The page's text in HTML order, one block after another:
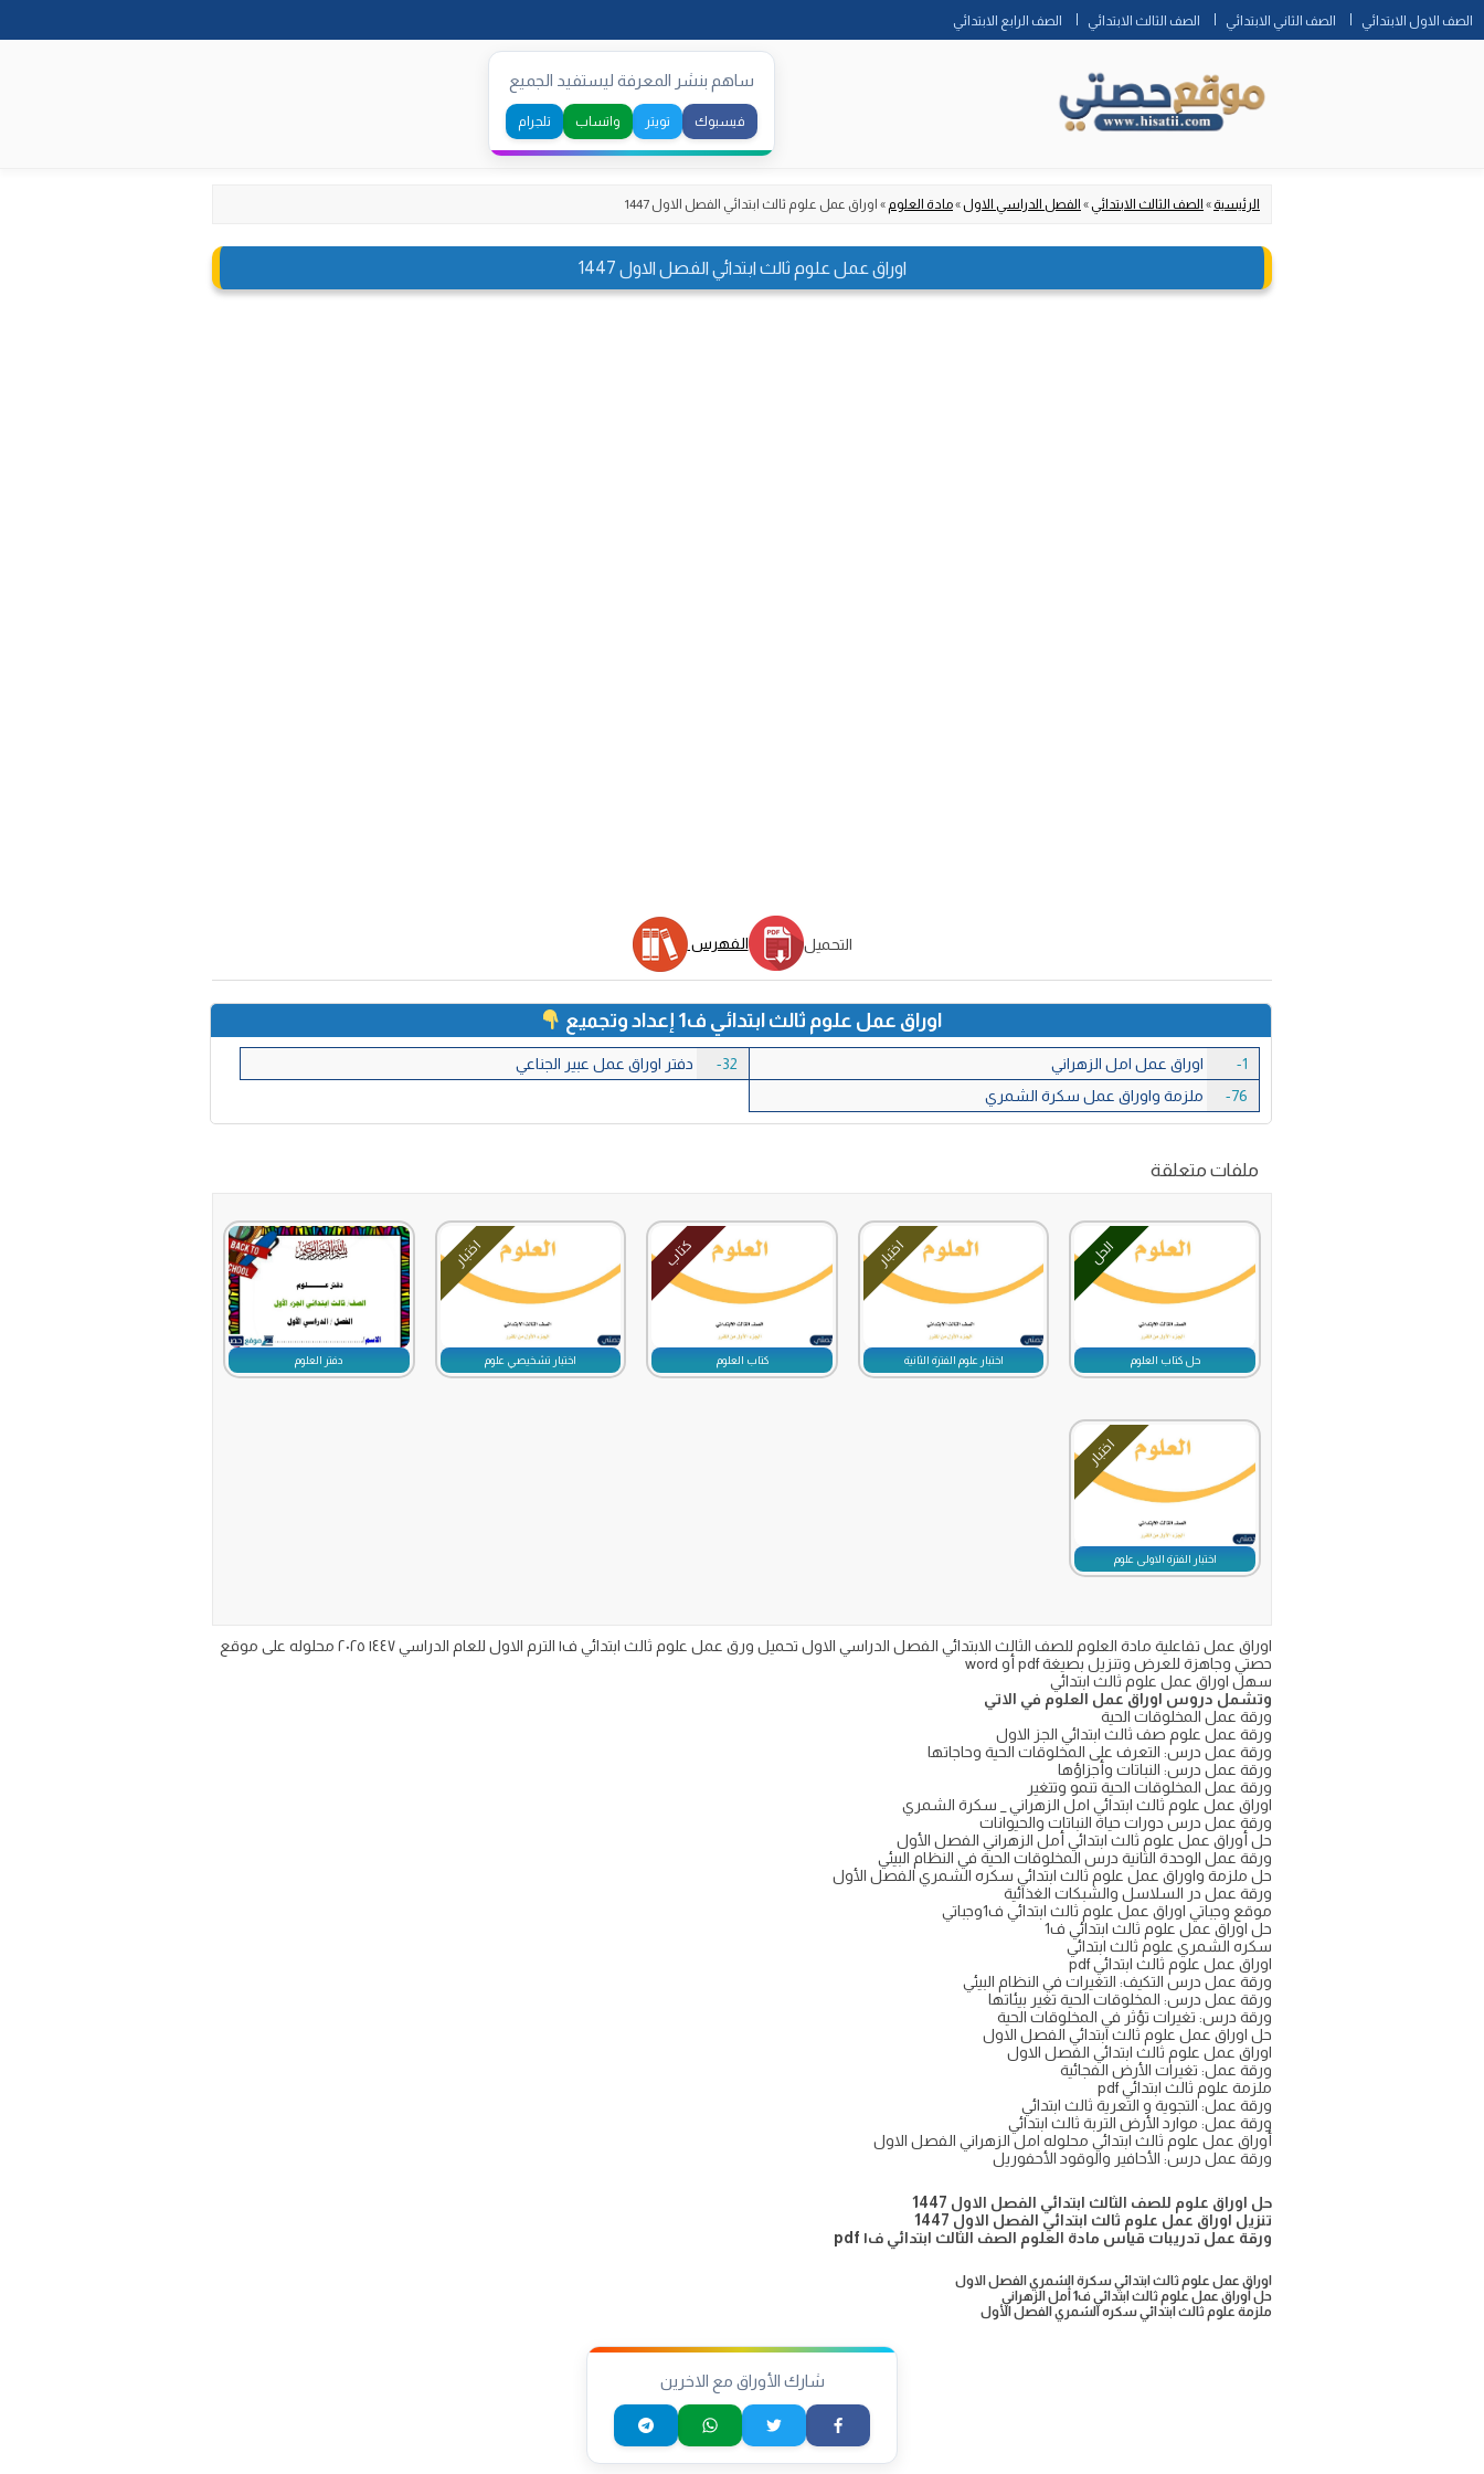
to
content
الصف الاول الابتدائي الصف الثاني الابتدائي الصف الثالث الابتدائي الصف الرابع الابتدائي
ساهم بنشر المعرفة ليستفيد الجميع
فيسبوك تويتر واتساب تلجرام
الرئيسية » الصف الثالث الابتدائي » الفصل الدراسي الاول»مادة العلوم » اوراق عمل علوم ثالث ابتدائي الفصل الاول 1447
اوراق عمل علوم ثالث ابتدائي الفصل الاول 1447
التحميل الفهرس
اوراق عمل علوم ثالث ابتدائي ف1 إعداد وتجميع
1- اوراق عمل امل الزهراني 32-
دفتر اوراق عمل عبير الجناعي
76-
ملزمة واوراق عمل سكرة الشمري
ملفات متعلقة
الحل
حل كتاب العلوم
اختبار
اختبار علوم الفترة الثانية
كتاب
كتاب العلوم
اختبار
اختبار تشخيصي علوم دفتر العلوم
اختبار
اختبار الفترة الاولى علوم
اوراق عمل تفاعلية مادة العلوم للصف الثالث الابتدائي الفصل الدراسي الاول تحميل ورق عمل علوم ثالث ابتدائي ف١ الترم الاول للعام الدراسي ١٤٤٧ ٢٠٢٥ محلوله على موقع
حصتي وجاهزة للعرض وتنزيل بصيغة pdf أو word
سهل اوراق عمل علوم ثالث ابتدائي
وتشمل دروس اوراق عمل العلوم في الاتي
ورقة عمل المخلوقات الحية
ورقة عمل علوم صف ثالث ابتدائي الجز الاول
ورقة عمل درس: التعرف على المخلوقات الحية وحاجاتها
ورقة عمل درس: النباتات وأجزاؤها
ورقة عمل المخلوقات الحية تنمو وتتغير
اوراق عمل علوم ثالث ابتدائي امل الزهراني _ سكرة الشمري
ورقة عمل درس دورات حياة النباتات والحيوانات
حل أوراق عمل علوم ثالث ابتدائي أمل الزهراني الفصل الأول
ورقة عمل الوحدة الثانية درس المخلوقات الحية في النظام البيئي
حل ملزمة واوراق عمل علوم ثالث ابتدائي سكره الشمري الفصل الأول
ورقة عمل در السلاسل والشبكات الغذائية
موقع وجباتي اوراق عمل علوم ثالث ابتدائي ف1وجباتي
حل اوراق عمل علوم ثالث ابتدائي ف1
سكره الشمري علوم ثالث ابتدائي
اوراق عمل علوم ثالث ابتدائي pdf
ورقة عمل درس التكيف: التغيرات في النظام البيئي
ورقة عمل درس: المخلوقات الحية تغير بيئاتها
ورقة درس: تغيرات تؤثر في المخلوقات الحية
حل اوراق عمل علوم ثالث ابتدائي الفصل الاول
اوراق عمل علوم ثالث ابتدائي الفصل الاول
ورقة عمل: تغيرات الأرض الفجائية
ملزمة علوم ثالث ابتدائي pdf
ورقة عمل: التجوية و التعرية ثالث ابتدائي
ورقة عمل: موارد الأرض التربة ثالث ابتدائي
أوراق عمل علوم ثالث ابتدائي محلوله امل الزهراني الفصل الاول
ورقة عمل درس: الأحافير والوقود الأحفوريل
حل اوراق علوم للصف الثالث ابتدائي الفصل الاول 1447
تنزيل اوراق عمل علوم ثالث ابتدائي الفصل الاول 1447
ورقة عمل تدريبات قياس مادة العلوم الصف الثالث ابتدائي ف١ pdf
اوراق عمل علوم ثالث ابتدائي سكرة الشمري الفصل الاول
حل أوراق عمل علوم ثالث ابتدائي ف1 أمل الزهراني
ملزمة علوم ثالث ابتدائي سكره الشمري الفصل الأول
شارك الأوراق مع الاخرين